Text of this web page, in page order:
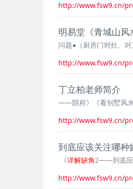
http://www.fsw9.cn/
明易堂《青城山
问题●（厨房门对灶、
http://www.fsw9.cn/
丁立柏老师简介
——阴府》《看别墅风
http://www.fsw9.cn/
到底应该关注哪种
《详解缺角2——到底应
http://www.fsw9.cn/